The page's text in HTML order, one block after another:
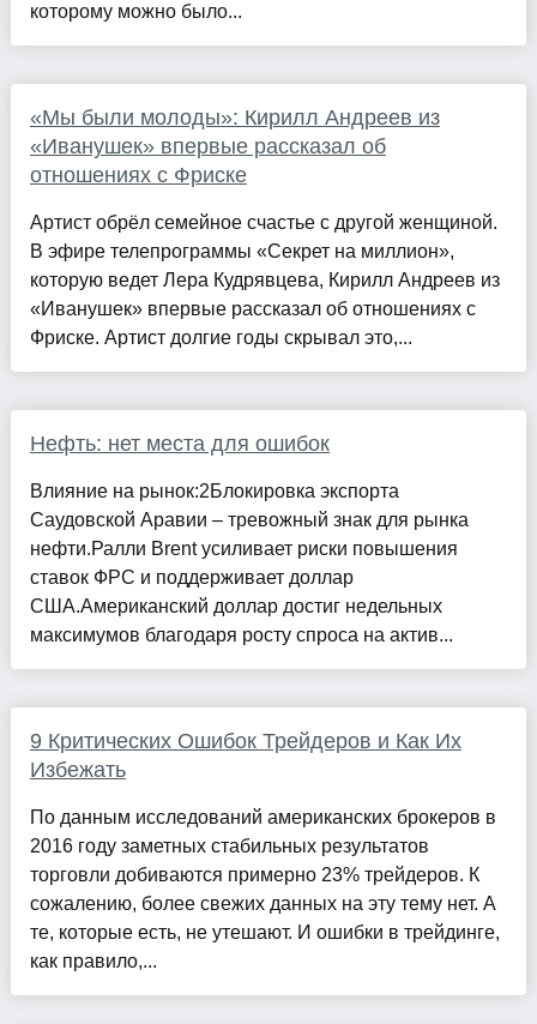
которому можно было...
«Мы были молоды»: Кирилл Андреев из
«Иванушек» впервые рассказал об
отношениях с Фриске
Артист обрёл семейное счастье с другой женщиной.
В эфире телепрограммы «Секрет на миллион»,
которую ведет Лера Кудрявцева, Кирилл Андреев из
«Иванушек» впервые рассказал об отношениях с
Фриске. Артист долгие годы скрывал это,...
Нефть: нет места для ошибок
Влияние на рынок:2Блокировка экспорта
Саудовской Аравии – тревожный знак для рынка
нефти.Ралли Brent усиливает риски повышения
ставок ФРС и поддерживает доллар
США.Американский доллар достиг недельных
максимумов благодаря росту спроса на актив...
9 Критических Ошибок Трейдеров и Как Их
Избежать
По данным исследований американских брокеров в
2016 году заметных стабильных результатов
торговли добиваются примерно 23% трейдеров. К
сожалению, более свежих данных на эту тему нет. А
те, которые есть, не утешают. И ошибки в трейдинге,
как правило,...